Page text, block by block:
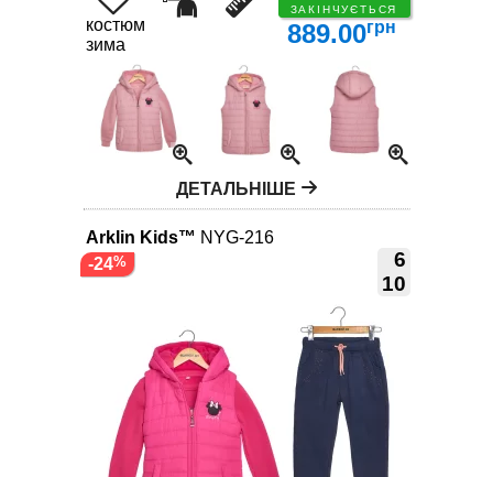
ЗАКІНЧУЄТЬСЯ
костюм
зима
889.00грн
ДЕТАЛЬНІШЕ
Arklin Kids™ NYG-216
6
10
-24